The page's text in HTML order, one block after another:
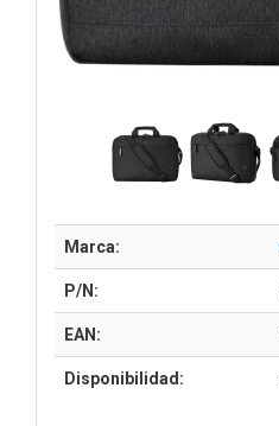
Marca:
P/N:
EAN:
Disponibilidad: